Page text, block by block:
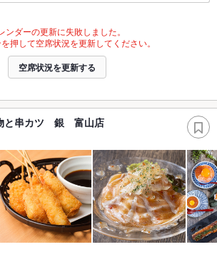
ンダーの更新に失敗しました。
押して空席状況を更新してください。
空席状況を更新する
と串カツ 銀 富山店